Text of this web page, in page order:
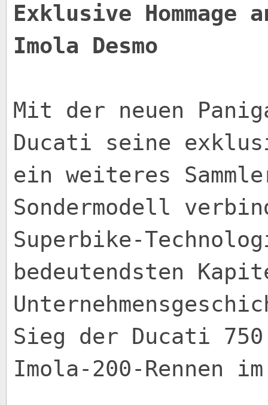
Exklusive Hommage
Imola Desmo
Mit der neuen
Ducati seine
ein weiteres
Sondermodell
Superbike-
bedeutendsten
Sieg der Ducati 750
Imola-200-Rennen